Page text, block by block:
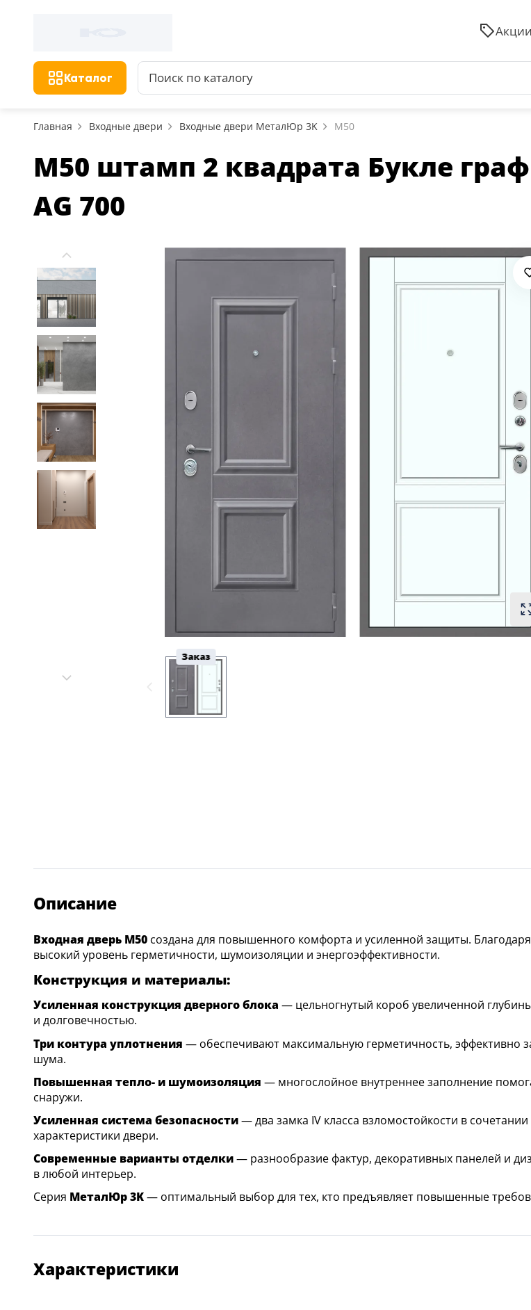
Каталог
Акции
Главная Входные двери Входные двери МеталЮр 3K M50
M50 штамп 2 квадрата Букле
AG 700
Заказ
Описание
Входная дверь M50 создана для повышенного комфорта и усиленной защиты.
высокий уровень герметичности, шумоизоляции и энергоэффективности.
Конструкция и материалы:
Усиленная конструкция дверного блока — цельногнутый короб увеличенной
и долговечностью.
Три контура уплотнения — обеспечивают максимальную герметичность, эффективно
шума.
Повышенная тепло- и шумоизоляция — многослойное внутреннее заполнение
снаружи.
Усиленная система безопасности— два замка IV класса взломостойкости в
характеристики двери.
Современные варианты отделки— разнообразие фактур, декоративных панелей и
в любой интерьер.
Серия МеталЮр 3K— оптимальный выбор для тех, кто предъявляет повышенные
Характеристики